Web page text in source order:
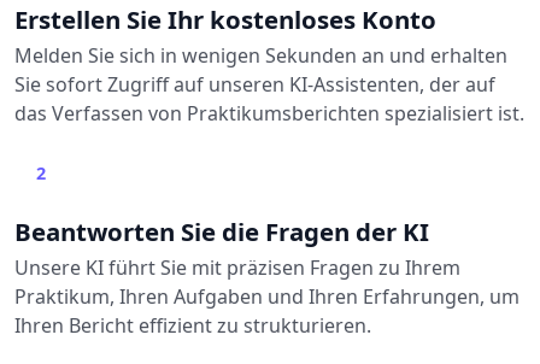
Erstellen Sie Ihr kostenloses Konto
Melden Sie sich in wenigen Sekunden an und erhalten
Sie sofort Zugriff auf unseren KI-Assistenten, der auf
das Verfassen von Praktikumsberichten spezialisiert ist.
2
Beantworten Sie die Fragen der KI
Unsere KI führt Sie mit präzisen Fragen zu Ihrem
Praktikum, Ihren Aufgaben und Ihren Erfahrungen, um
Ihren Bericht effizient zu strukturieren.